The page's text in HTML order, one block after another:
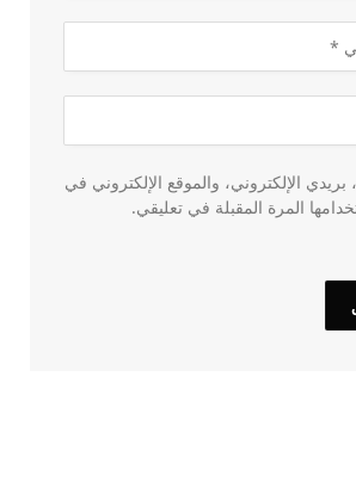
الإلكتروني، والموقع الإلكتروني في
المرة المقبلة في تعليقي.